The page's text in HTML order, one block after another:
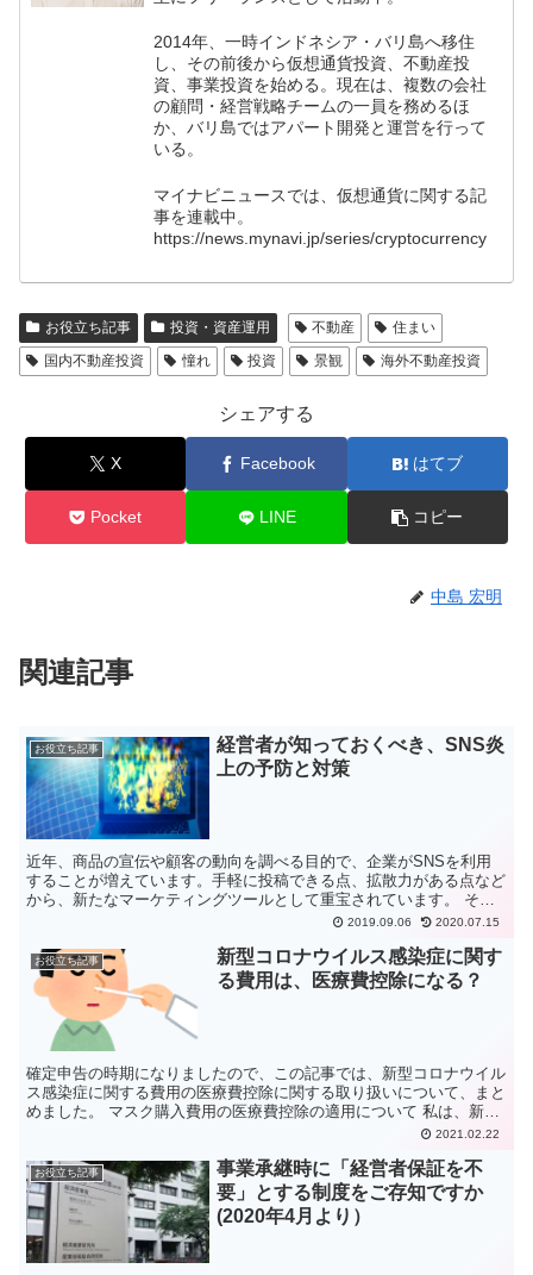
2014年、一時インドネシア・バリ島へ移住
し、その前後から仮想通貨投資、不動産投
資、事業投資を始める。現在は、複数の会社
の顧問・経営戦略チームの一員を務めるほ
か、バリ島ではアパート開発と運営を行って
いる。
マイナビニュースでは、仮想通貨に関する記
事を連載中。
https://news.mynavi.jp/series/cryptocurrency
お役立ち記事 投資・資産運用 不動産
住まい
国内不動産投資
憧れ 投資 景観 海外不動産投資
シェアする
X Facebook はてブ
Pocket LINE コピー
中島 宏明
関連記事
お役立ち記事
経営者が知っておくべき、SNS炎
上の予防と対策
近年、商品の宣伝や顧客の動向を調べる目的で、企業がSNSを利用
することが増えています。手軽に投稿できる点、拡散力がある点など
から、新たなマーケティングツールとして重宝されています。 その
一方で、SNS上の不用意な発言や行動により、またたく間...
2019.09.06 2020.07.15
お役立ち記事
新型コロナウイルス感染症に関す
る費用は、医療費控除になる？
確定申告の時期になりましたので、この記事では、新型コロナウイル
ス感染症に関する費用の医療費控除に関する取り扱いについて、まと
めました。 マスク購入費用の医療費控除の適用について 私は、新型
コロナウイルス感染症を予防するために、マスクを購入し...2021.02.22
お役立ち記事
事業承継時に「経営者保証を不
要」とする制度をご存知ですか
(2020年4月より）